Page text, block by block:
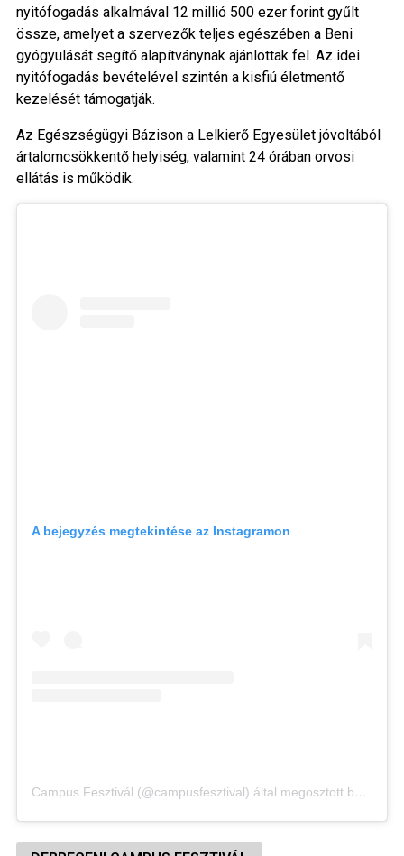
nyitófogadás alkalmával 12 millió 500 ezer forint gyűlt
össze, amelyet a szervezők teljes egészében a Beni
gyógyulását segítő alapítványnak ajánlottak fel. Az idei
nyitófogadás bevételével szintén a kisfiú életmentő
kezelését támogatják.
Az Egészségügyi Bázison a Lelkierő Egyesület jóvoltából
ártalomcsökkentő helyiség, valamint 24 órában orvosi
ellátás is működik.
A bejegyzés megtekintése az Instagramon
Campus Fesztivál (@campusfesztival) által megosztott bejegyzés